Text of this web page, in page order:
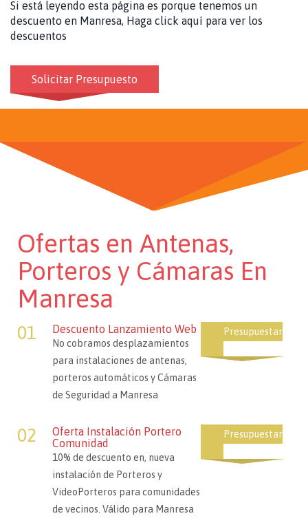
Si está leyendo esta página es porque tenemos un
descuento en Manresa, Haga click aquí para ver los
descuentos
Solicitar Presupuesto
Ofertas en Antenas,
Porteros y Cámaras En
Manresa
01 Descuento Lanzamiento Web
No cobramos desplazamientos
para instalaciones de antenas,
porteros automáticos y Cámaras
de Seguridad a Manresa
Presupuestar
02
Oferta Instalación Portero
Comunidad
10% de descuento en, nueva
instalación de Porteros y
VideoPorteros para comunidades
de vecinos. Válido para Manresa
Presupuestar